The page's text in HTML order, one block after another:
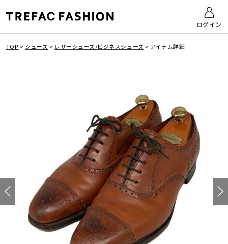
ログイン
TOP > シューズ > レザーシューズ/ビジネスシューズ > アイテム詳細